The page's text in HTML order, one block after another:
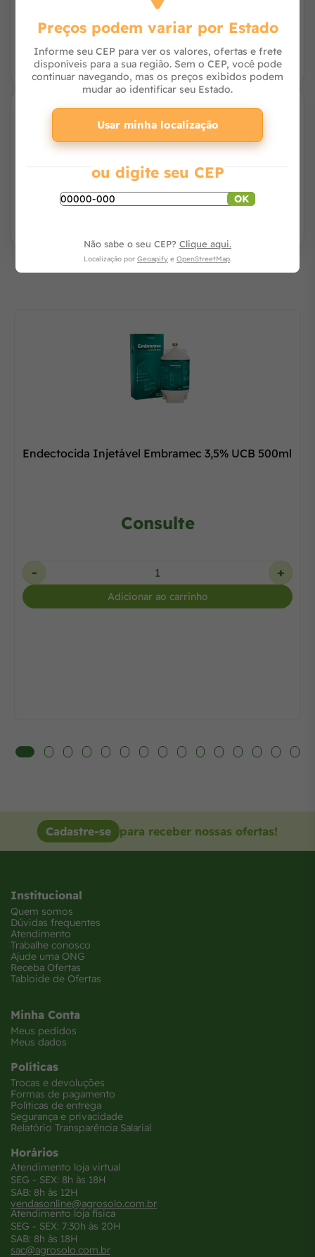
Avise-me
Caçarola de Ferro Fundido Com Alça de
Madeira e Tampa de Ferro - Fundição
Libaneza
Os mais vendidos
Endectocida Injetável Embramec 3,5% UCB 500ml
Consulte
- +
Adicionar ao carrinho
Cadastre-se para receber nossas ofertas!
Institucional
Quem somos
Dúvidas frequentes
Atendimento
Trabalhe conosco
Ajude uma ONG
Receba Ofertas
Tabloide de Ofertas
Minha Conta
Meus pedidos
Meus dados
Políticas
Trocas e devoluções
Formas de pagamento
Políticas de entrega
Segurança e privacidade
Relatório Transparência Salarial
Horários
Atendimento loja virtual
SEG - SEX: 8h às 18H
SAB: 8h às 12H
vendasonline@agrosolo.com.br
Atendimento loja física
SEG - SEX: 7:30h às 20H
SAB: 8h às 18H
sac@agrosolo.com.br
Preços podem variar por Estado
Informe seu CEP para ver os valores, ofertas e frete
disponíveis para a sua região. Sem o CEP, você pode
continuar navegando, mas os preços exibidos podem
mudar ao identificar seu Estado.
Usar minha localização
ou digite seu CEP
OK
Não sabe o seu CEP? Clique aqui.
Localização por Geoapify e OpenStreetMap